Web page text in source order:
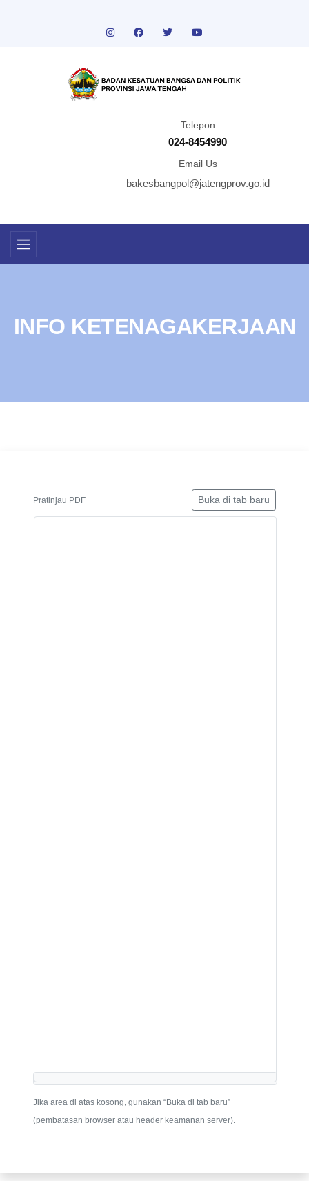
Telepon
024-8454990
Email Us
bakesbangpol@jatengprov.go.id
INFO KETENAGAKERJAAN
Pratinjau PDF Buka di tab baru
Jika area di atas kosong, gunakan “Buka di tab baru”
(pembatasan browser atau header keamanan server).